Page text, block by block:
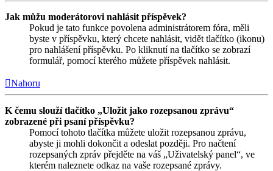
Jak můžu moderátorovi nahlásit příspěvek?
Pokud je tato funkce povolena administrátorem fóra, měli
byste v příspěvku, který chcete nahlásit, vidět tlačítko (ikonu)
pro nahlášení příspěvku. Po kliknutí na tlačítko se zobrazí
formulář, pomocí kterého můžete příspěvek nahlásit.
Nahoru
K čemu slouží tlačítko „Uložit jako rozepsanou zprávu“
zobrazené při psaní příspěvku?
Pomocí tohoto tlačítka můžete uložit rozepsanou zprávu,
abyste ji mohli dokončit a odeslat později. Pro načtení
rozepsaných zpráv přejděte na váš „Uživatelský panel“, ve
kterém naleznete odkaz na vaše rozepsané zprávy.